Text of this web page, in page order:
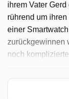
ihrem Vater
rührend um
einer
zurückgewinnen
noch
setzt sie lieber
Simons